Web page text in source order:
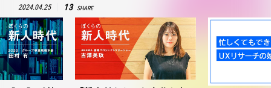
2024.04.25 13 SHARE